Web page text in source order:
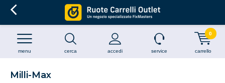
cerca accedi
menu service carrello
0
Milli-Max